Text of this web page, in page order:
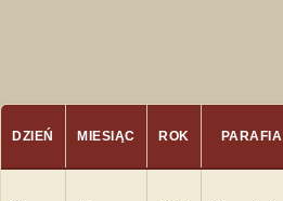
DZIEŃ MIESIĄC ROK PARAFIA